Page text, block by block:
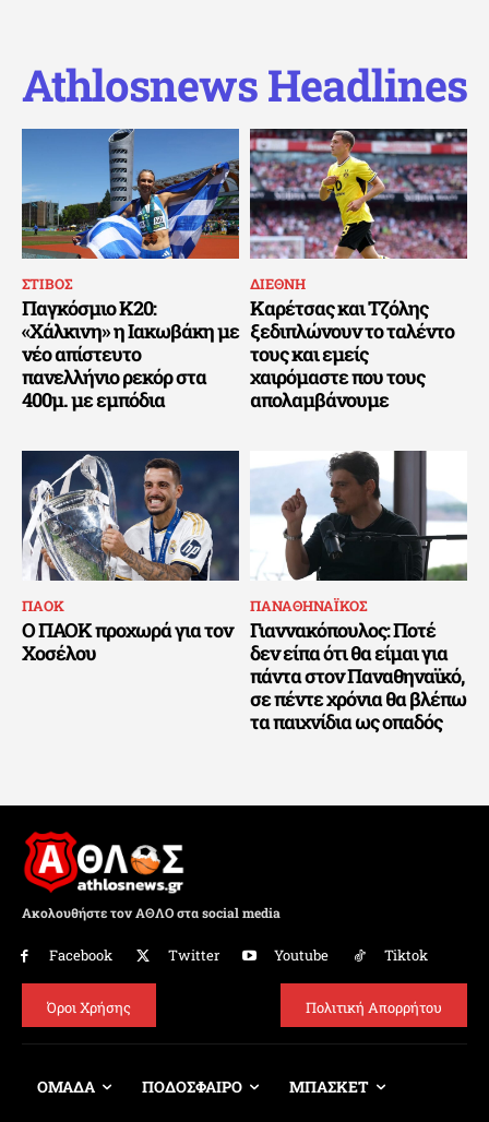
Athlosnews Headlines
ΣΤΙΒΟΣ
Παγκόσμιο Κ20:
«Χάλκινη» η Ιακωβάκη με
νέο απίστευτο
πανελλήνιο ρεκόρ στα
400μ. με εμπόδια
ΔΙΕΘΝΗ
Καρέτσας και Τζόλης
ξεδιπλώνουν το ταλέντο
τους και εμείς
χαιρόμαστε που τους
απολαμβάνουμε
ΠΑΟΚ
Ο ΠΑΟΚ προχωρά για τον
Χοσέλου
ΠΑΝΑΘΗΝΑΪΚΟΣ
Γιαννακόπουλος: Ποτέ
δεν είπα ότι θα είμαι για
πάντα στον Παναθηναϊκό,
σε πέντε χρόνια θα βλέπω
τα παιχνίδια ως οπαδός
Ακολουθήστε τον ΑΘΛΟ στα social media
Facebook Twitter Youtube Tiktok
Όροι Χρήσης Πολιτική Απορρήτου
ΟΜΑΔΑ ΠΟΔΟΣΦΑΙΡΟ ΜΠΑΣΚΕΤ